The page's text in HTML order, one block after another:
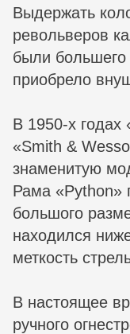
Выдержать
револьверов
были
приобрело
В 1950-х
«Smith &
знаменитую
Рама «Python»
большого
находился
меткость
В настоящее
ручного